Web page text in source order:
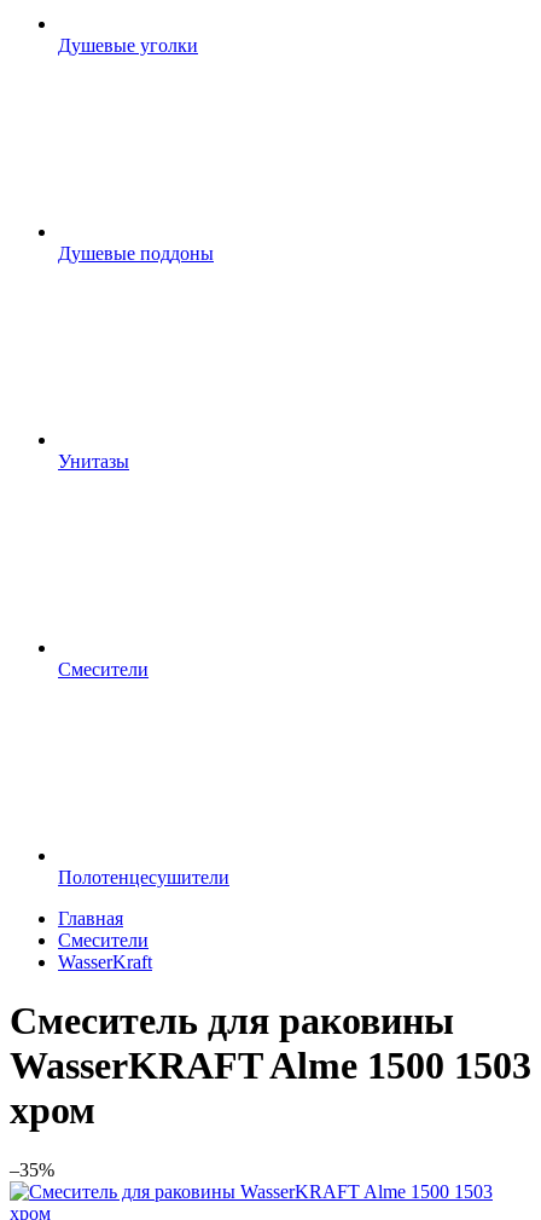
Душевые уголки
Душевые поддоны
Унитазы
Смесители
Полотенцесушители
Главная
Смесители
WasserKraft
Смеситель для раковины
WasserKRAFT Alme 1500 1503
хром
–35%